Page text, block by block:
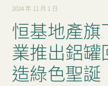
投資者資訊
香港物業
內地物業
企業管治
2024 年 11 月 1 日
恒基地產旗
業推出鋁罐
造綠色聖誕